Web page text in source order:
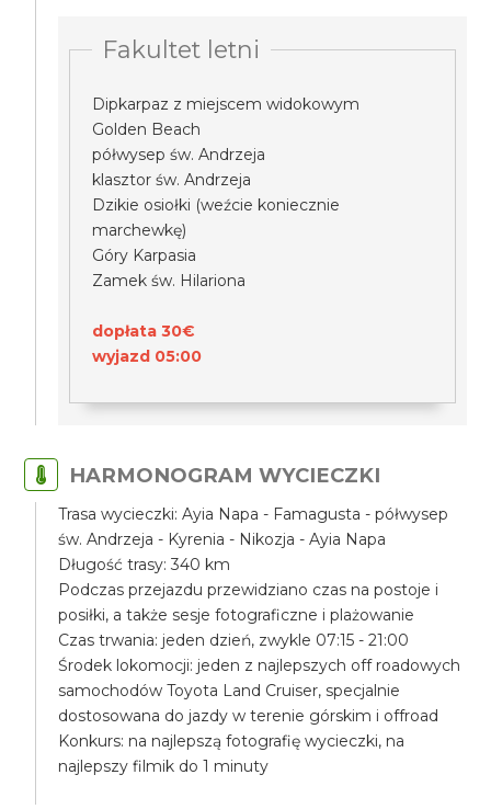
Fakultet letni
Dipkarpaz z miejscem widokowym
Golden Beach
półwysep św. Andrzeja
klasztor św. Andrzeja
Dzikie osiołki (weźcie koniecznie
marchewkę)
Góry Karpasia
Zamek św. Hilariona
dopłata 30€
wyjazd 05:00
HARMONOGRAM WYCIECZKI
Trasa wycieczki: Ayia Napa - Famagusta - półwysep
św. Andrzeja - Kyrenia - Nikozja - Ayia Napa
Długość trasy: 340 km
Podczas przejazdu przewidziano czas na postoje i
posiłki, a także sesje fotograficzne i plażowanie
Czas trwania: jeden dzień, zwykle 07:15 - 21:00
Środek lokomocji: jeden z najlepszych off roadowych
samochodów Toyota Land Cruiser, specjalnie
dostosowana do jazdy w terenie górskim i offroad
Konkurs: na najlepszą fotografię wycieczki, na
najlepszy filmik do 1 minuty